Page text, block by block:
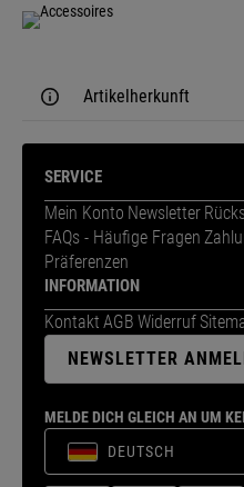
Artikelherkunft
SERVICE
Mein Konto Newsletter
FAQs - Häufige Fragen
Präferenzen
INFORMATION
Kontakt AGB Widerruf
NEWSLETTER
MELDE DICH GLEICH AN UM
DEUTSCH